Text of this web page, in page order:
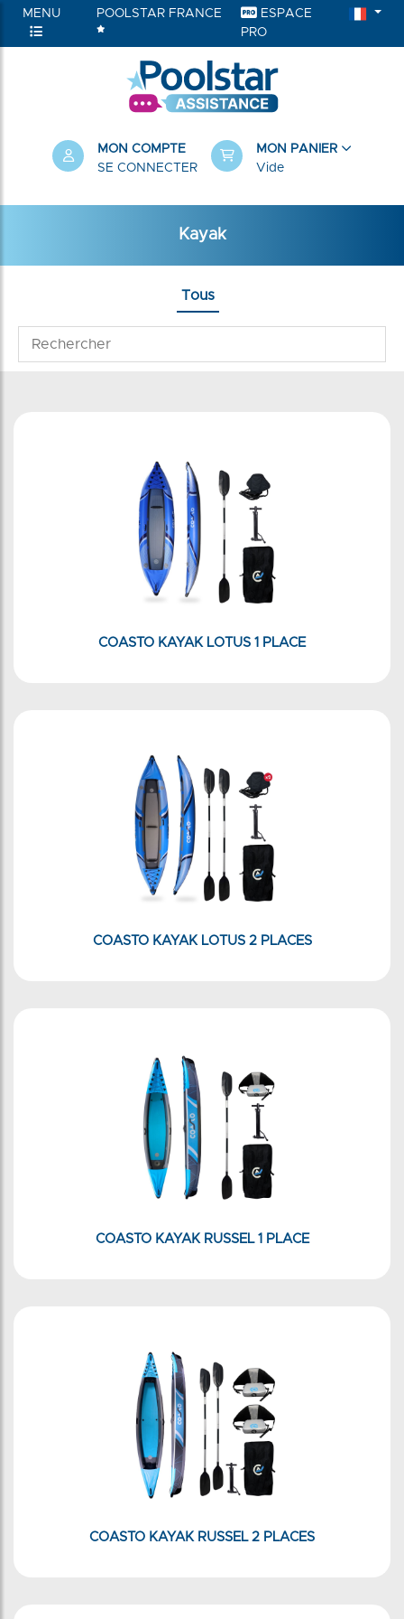
MENU POOLSTAR FRANCE
ESPACE
PRO
MON COMPTE
SE CONNECTER
MON PANIER
Vide
Kayak
Tous
COASTO KAYAK LOTUS 1 PLACE
COASTO KAYAK LOTUS 2 PLACES
COASTO KAYAK RUSSEL 1 PLACE
COASTO KAYAK RUSSEL 2 PLACES